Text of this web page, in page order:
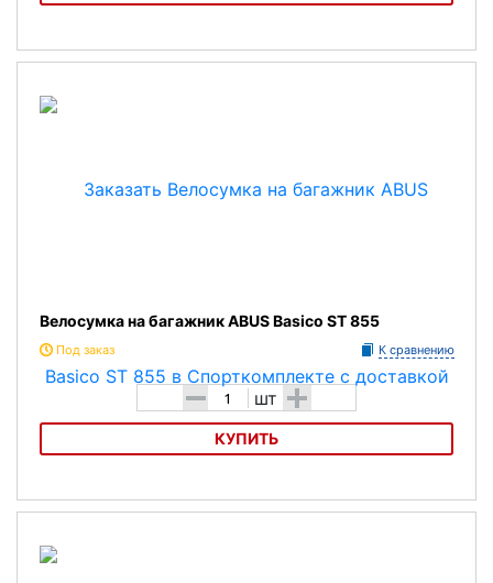
Велосумка на багажник ABUS Basico ST 540
Велосумка на багажник ABUS Basico ST 855
Под заказ К сравнению
- шт +
КУПИТЬ
Велосумка на багажник ABUS Basico ST 855